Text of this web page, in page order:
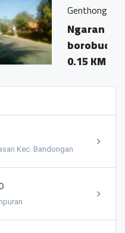
Genthong homestay
Ngaran I-
0.15 KM
Kec. Bandongan